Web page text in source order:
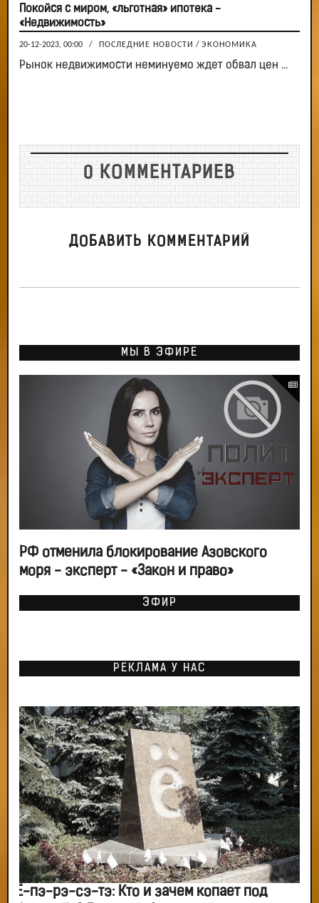
Покойся с миром, «льготная» ипотека -
«Недвижимость»
20-12-2023, 00:00 / ПОСЛЕДНИЕ НОВОСТИ / ЭКОНОМИКА
Рынок недвижимости неминуемо ждет обвал цен ...
0 КОММЕНТАРИЕВ
ДОБАВИТЬ КОММЕНТАРИЙ
МЫ В ЭФИРЕ
РФ отменила блокирование Азовского
моря - эксперт - «Закон и право»
ЭФИР
РЕКЛАМА У НАС
Ё-пэ-рэ-сэ-тэ: Кто и зачем копает под